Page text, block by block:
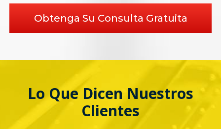
Obtenga Su Consulta Gratuita
Lo Que Dicen Nuestros
Clientes